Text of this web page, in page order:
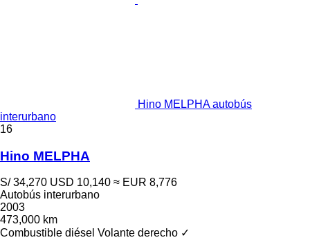
Hino MELPHA autobús
interurbano
16
Hino MELPHA
S/ 34,270 USD 10,140 ≈ EUR 8,776
Autobús interurbano
2003
473,000 km
Combustible diésel Volante derecho ✓